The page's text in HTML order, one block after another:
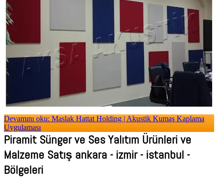
Devamını oku: Maslak Hattat Holding | Akustik Kumaş Kaplama
Uygulaması
Piramit Sünger ve Ses Yalıtım Ürünleri ve
Malzeme Satış ankara - izmir - istanbul -
Bölgeleri